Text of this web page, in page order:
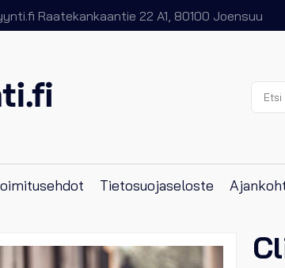
Raatekankaantie 22 A1, 80100 Joensuu
Etsi:
Tietosuojaseloste